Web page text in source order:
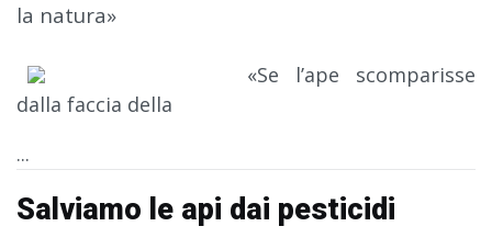
la natura»
«Se l’ape scomparisse
dalla faccia della
...
Salviamo le api dai pesticidi